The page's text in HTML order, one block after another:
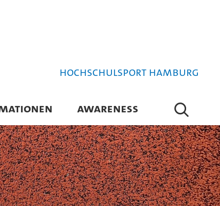
Hochschulsport Hamburg
AWARENESS